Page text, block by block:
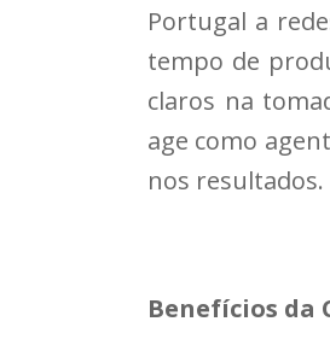
Portugal a
tempo de
claros na
age como
nos resultados.
Benefícios da